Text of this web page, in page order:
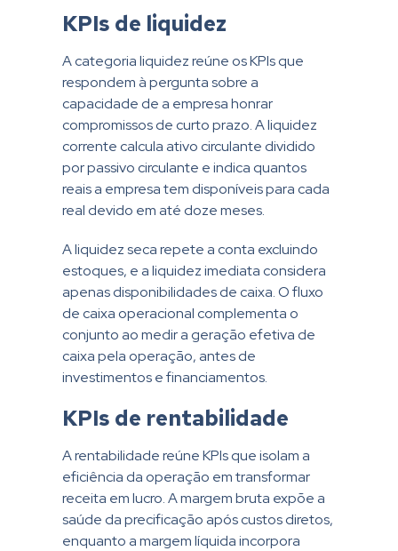
KPIs de liquidez
A categoria liquidez reúne os KPIs que
respondem à pergunta sobre a
capacidade de a empresa honrar
compromissos de curto prazo. A liquidez
corrente calcula ativo circulante dividido
por passivo circulante e indica quantos
reais a empresa tem disponíveis para cada
real devido em até doze meses.
A liquidez seca repete a conta excluindo
estoques, e a liquidez imediata considera
apenas disponibilidades de caixa. O fluxo
de caixa operacional complementa o
conjunto ao medir a geração efetiva de
caixa pela operação, antes de
investimentos e financiamentos.
KPIs de rentabilidade
A rentabilidade reúne KPIs que isolam a
eficiência da operação em transformar
receita em lucro. A margem bruta expõe a
saúde da precificação após custos diretos,
enquanto a margem líquida incorpora